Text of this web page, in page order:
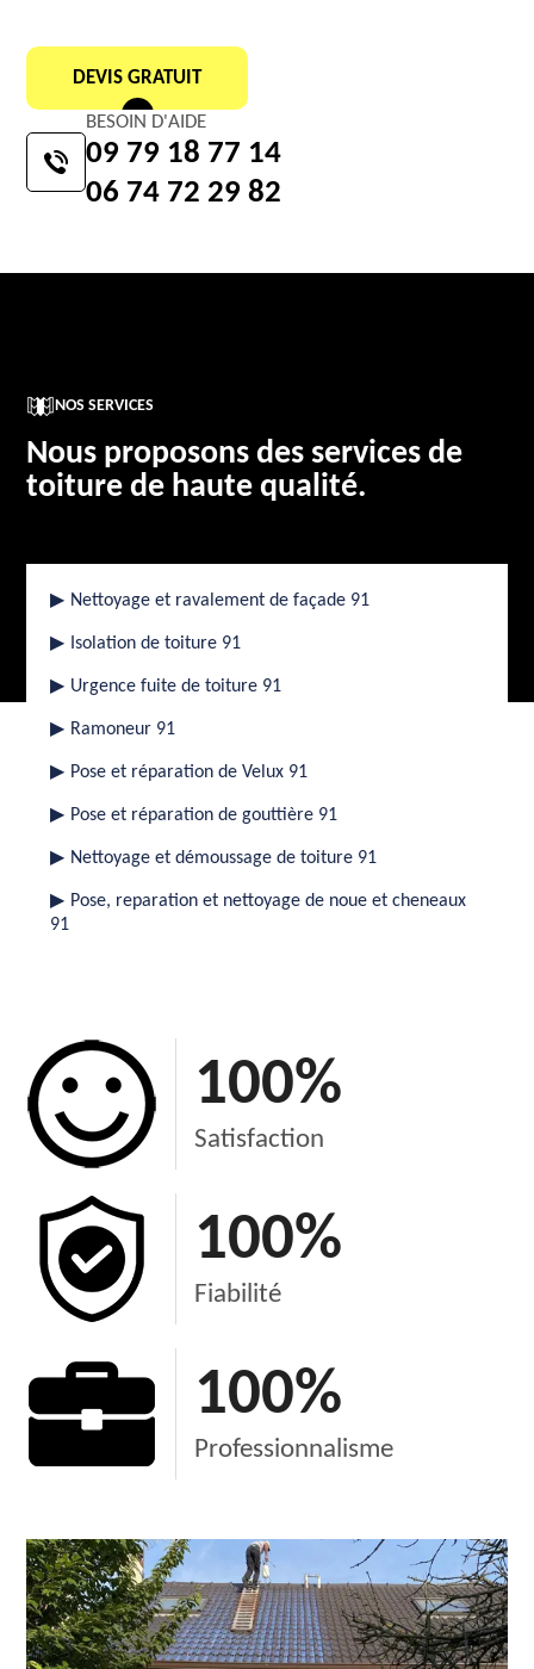
DEVIS GRATUIT
BESOIN D'AIDE
09 79 18 77 14
06 74 72 29 82
NOS SERVICES
Nous proposons des services de
toiture de haute qualité.
▶ Nettoyage et ravalement de façade 91
▶ Isolation de toiture 91
▶ Urgence fuite de toiture 91
▶ Ramoneur 91
▶ Pose et réparation de Velux 91
▶ Pose et réparation de gouttière 91
▶ Nettoyage et démoussage de toiture 91
▶ Pose, reparation et nettoyage de noue et cheneaux
91
100%
Satisfaction
100%
Fiabilité
100%
Professionnalisme